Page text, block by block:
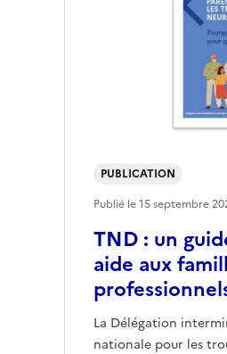
TND : un
aide aux
La Délégation
nationale pour les
PUBLICATION
Publié le15 septembre